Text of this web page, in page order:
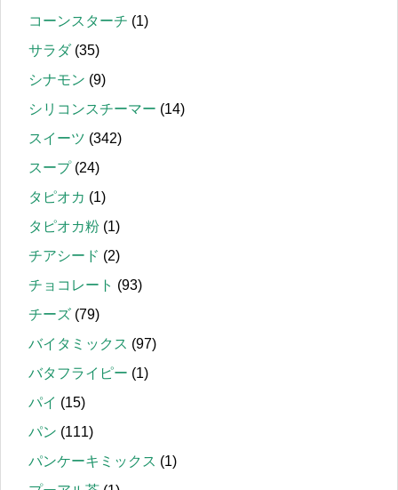
コーンスターチ (1)
サラダ(35)
シナモン (9)
シリコンスチーマー (14)
スイーツ (342)
スープ(24)
タピオカ (1)
タピオカ粉 (1)
チアシード (2)
チョコレート (93)
チーズ (79)
バイタミックス (97)
バタフライピー (1)
パイ (15)
パン (111)
パンケーキミックス (1)